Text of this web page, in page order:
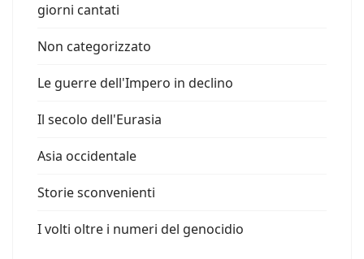
giorni cantati
Non categorizzato
Le guerre dell'Impero in declino
Il secolo dell'Eurasia
Asia occidentale
Storie sconvenienti
I volti oltre i numeri del genocidio